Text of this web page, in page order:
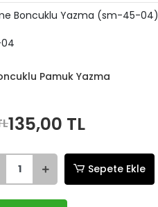
Boncuklu Yazma (sm-45-04)
Pamuk Yazma
135,00 TL
Sepete Ekle